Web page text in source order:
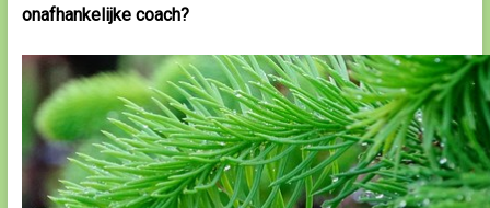
onafhankelijke coach?